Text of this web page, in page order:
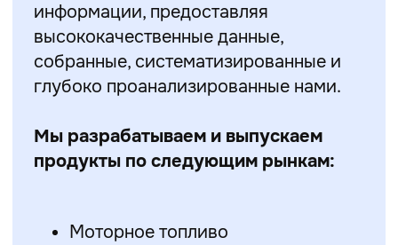
информации, предоставляя
высококачественные данные,
собранные, систематизированные и
глубоко проанализированные нами.
Мы разрабатываем и выпускаем
продукты по следующим рынкам:
Моторное топливо